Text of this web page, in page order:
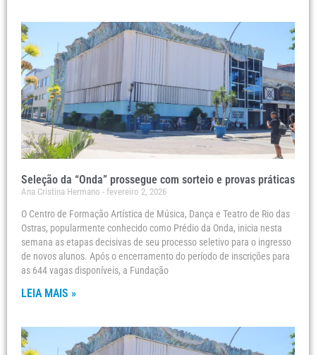
Seleção da “Onda” prossegue com sorteio e provas práticas
Ana Cristina Hermano fevereiro 2, 2026
O Centro de Formação Artística de Música, Dança e Teatro de Rio das
Ostras, popularmente conhecido como Prédio da Onda, inicia nesta
semana as etapas decisivas de seu processo seletivo para o ingresso
de novos alunos. Após o encerramento do período de inscrições para
as 644 vagas disponíveis, a Fundação
LEIA MAIS »